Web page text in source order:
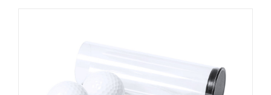
pueden
elegir